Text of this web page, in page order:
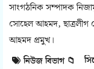
সাংগঠনিক সম্পাদক
সোহেল আহমদ, ছাত্রলীগ
আহমদ প্রমুখ।
নিউজ বিভাগ 📁